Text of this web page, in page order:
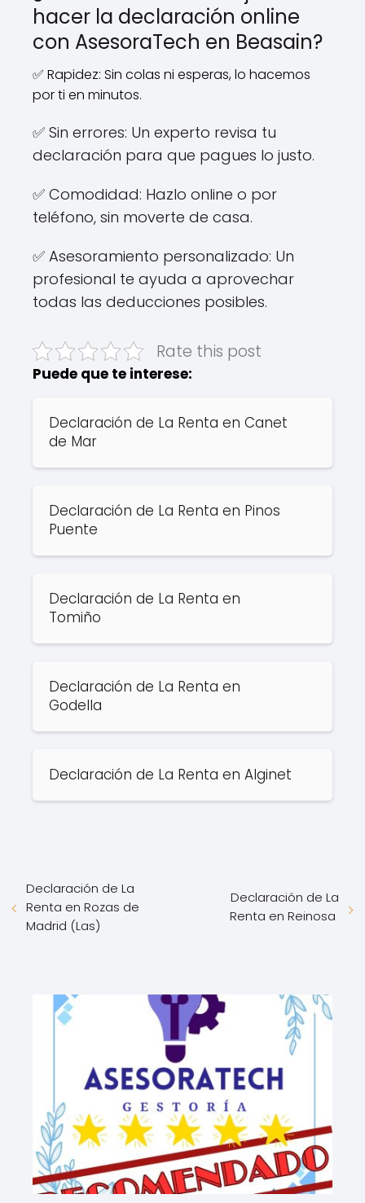
hacer la declaración online
con AsesoraTech en Beasain?
✅ Rapidez: Sin colas ni esperas, lo hacemos
por ti en minutos.
✅ Sin errores: Un experto revisa tu
declaración para que pagues lo justo.
✅ Comodidad: Hazlo online o por
teléfono, sin moverte de casa.
✅ Asesoramiento personalizado: Un
profesional te ayuda a aprovechar
todas las deducciones posibles.
Rate this post
Puede que te interese:
Declaración de La Renta en Canet
de Mar
Declaración de La Renta en Pinos
Puente
Declaración de La Renta en
Tomiño
Declaración de La Renta en
Godella
Declaración de La Renta en Alginet
Declaración de La
Renta en Rozas de
Madrid (Las)
Declaración de La
Renta en Reinosa